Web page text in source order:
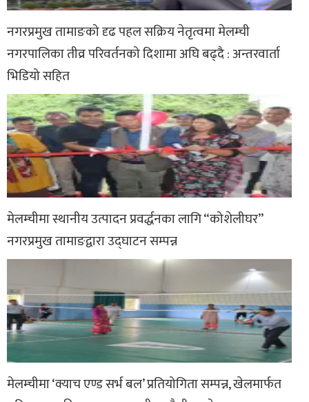
नगरप्रमुख तामाङको दृढ पहल सक्रिय नेतृत्वमा मेलम्ची
नगरपालिका तीव्र परिवर्तनको दिशामा अघि बढ्दै : अन्तरवार्ता
भिडियो सहित
मेलम्चीमा स्थानीय उत्पादन प्रवर्द्धनका लागि “कोशेलीघर”
नगरप्रमुख तामाङद्वारा उद्घाटन सम्पन्न
मेलम्चीमा ‘क्याच एण्ड सर्भ बल’ प्रतियोगिता सम्पन्न, खेलमार्फत